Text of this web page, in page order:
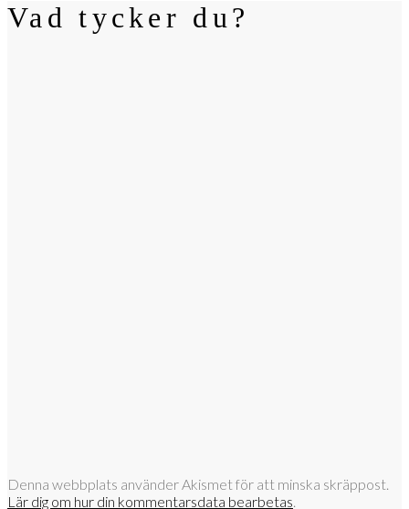
Vad tycker du?
Denna webbplats använder Akismet för att minska skräppost.
Lär dig om hur din kommentarsdata bearbetas.